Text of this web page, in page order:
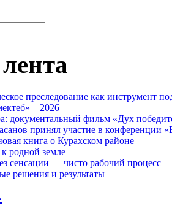
преследование как инструмент
– 2026
документальный фильм «Дух
принял участие в конференции
книга о Курахском районе
родной земле
сенсации — чисто рабочий процесс
решения и результаты